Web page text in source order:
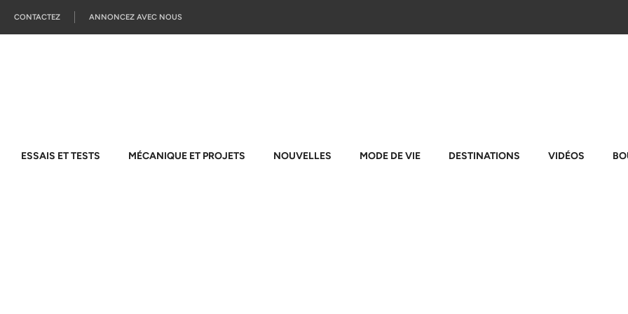
CONTACTEZ ANNONCEZ AVEC NOUS
ESSAIS ET TESTS MÉCANIQUE ET PROJETS NOUVELLES MODE DE VIE DESTINATIONS VIDÉOS